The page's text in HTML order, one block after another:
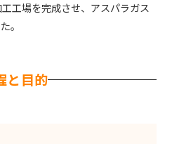
工場を完成させ、アスパラガス
。
と目的